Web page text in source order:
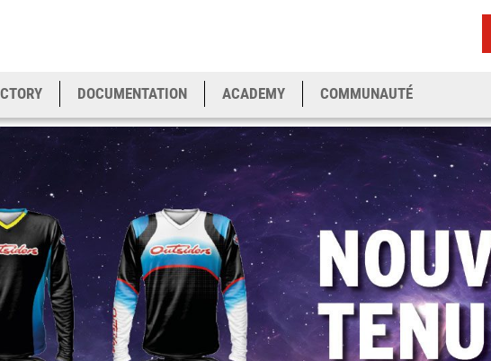
DOCUMENTATION ACADEMY COMMUNAUTÉ